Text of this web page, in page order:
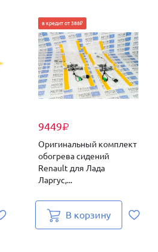
9449₽
в кредит от 388₽
Оригинальный комплект
обогрева сидений
Renault для Лада
Ларгус,...
В корзину